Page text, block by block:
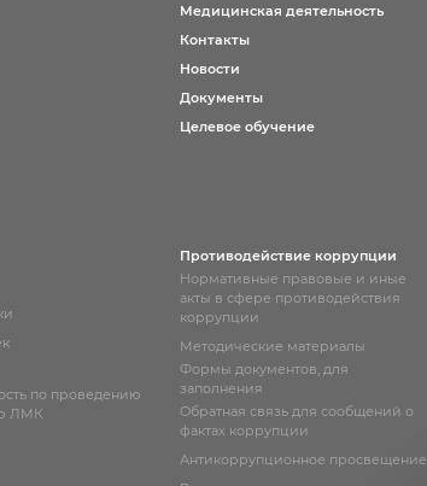
Медицинская деятельность
Контакты
Новости
Документы
Целевое обучение
по проведению
ЛМК
Противодействие коррупции
Нормативные правовые и иные
акты в сфере противодействия
коррупции
Методические материалы
Формы документов, для
заполнения
Обратная связь для сообщений о
фактах коррупции
Антикоррупционное просвещение